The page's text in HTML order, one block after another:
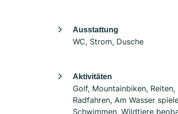
Ausstattung
WC, Strom, Dusche
Aktivitäten
Golf, Mountainbiken, Reiten,
Radfahren, Am Wasser
Schwimmen, Wildtiere